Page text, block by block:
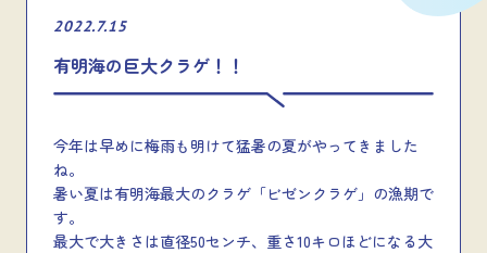
2022.7.15
有明海の巨大クラゲ！！
今年は早めに梅雨も明けて猛暑の夏がやってきました
ね。
暑い夏は有明海最大のクラゲ「ビゼンクラゲ」の漁期で
す。
最大で大きさは直径50センチ、重さ10キロほどになる大